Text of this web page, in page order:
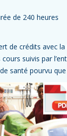
de 240 heures
de crédits avec
suivis par
santé pourvu